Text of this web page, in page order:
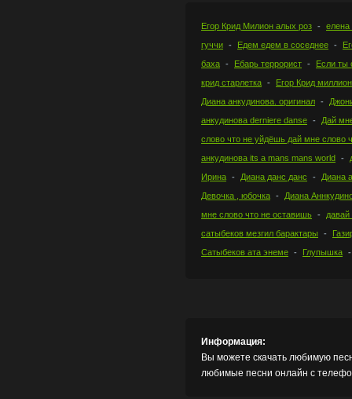
Егор Крид Милион алых роз
елена
гуччи
Едем едем в соседнее
баха
Ебарь террорист
Если ты
крид старлетка
Егор Крид
Диана анкудинова. оригинал
анкудинова derniere danse
Дай
слово что не уйдёшь дай мне слово
анкудинова its a mans mans world
Ирина
Диана данс данс
Диана
Девочка , юбочка
Диана
мне слово что не оставишь
сатыбеков мезгил барактары
Сатыбеков ата энеме
Глупышка
Информация:
Вы можете скачать любимую
любимые песни онлайн с